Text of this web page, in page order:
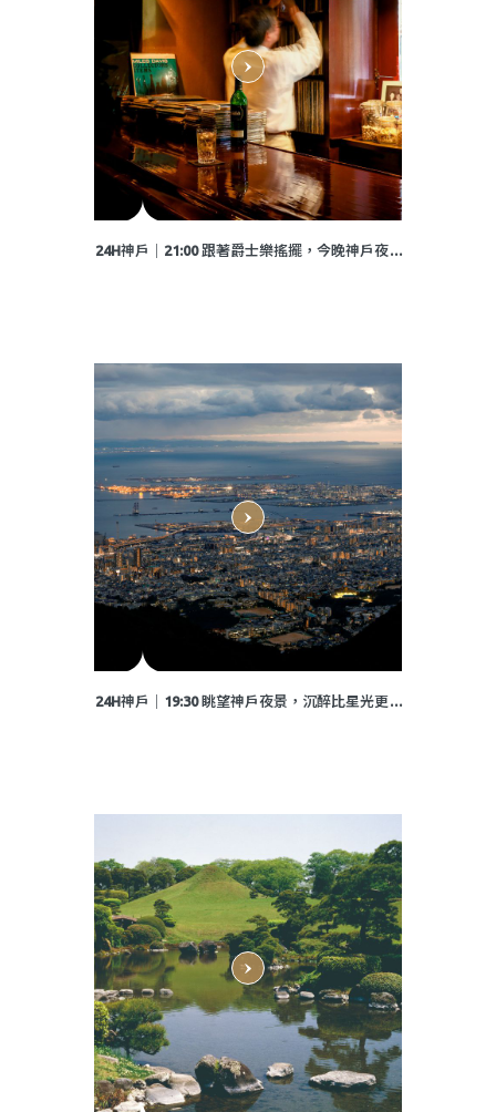
24H神戶│21:00 跟著爵士樂搖擺，今晚神戶夜不
24H神戶│19:30 眺望神戶夜景，沉醉比星光更璀